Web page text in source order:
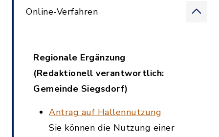
Online-Verfahren
Regionale Ergänzung
(Redaktionell verantwortlich:
Gemeinde Siegsdorf)
Antrag auf Hallennutzung
Sie können die Nutzung einer